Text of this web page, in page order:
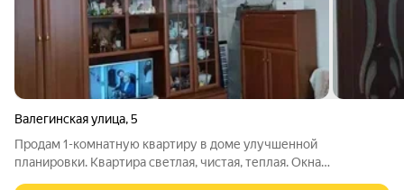
Валегинская улица,5
Продам 1-комнатную квартиру в доме улучшенной
планировки. Квартира светлая, чистая, теплая. Окна